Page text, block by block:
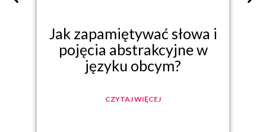
Jak zapamiętywać słowa i
pojęcia abstrakcyjne w
języku obcym?
CZYTAJ WIĘCEJ